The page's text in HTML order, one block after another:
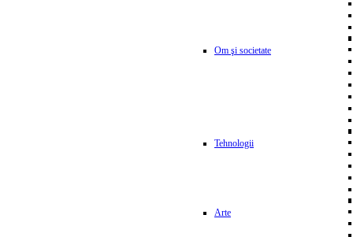
Om şi societate
Tehnologii
Arte